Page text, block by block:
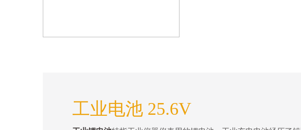
工业电池 25.6V